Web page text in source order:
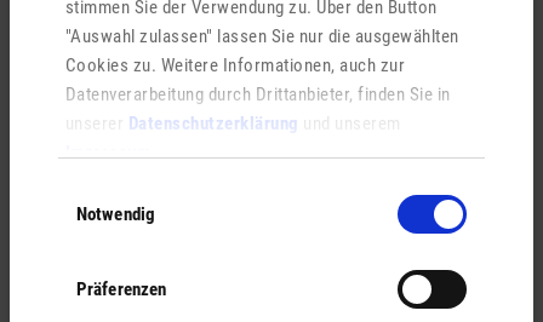
stimmen Sie der Verwendung zu. Über den Button
"Auswahl zulassen" lassen Sie nur die ausgewählten
Cookies zu. Weitere Informationen, auch zur
Datenverarbeitung durch Drittanbieter, finden Sie in
unserer Datenschutzerklärung und unserem
Impressum.
Notwendig
Präferenzen
Frischkornweg, 36148 Kalbach (ehemals: Auf der Döllau)
Merkmale
Sport und Kulturveranstaltungen möglich
Saal mit 240 qm und Bühne